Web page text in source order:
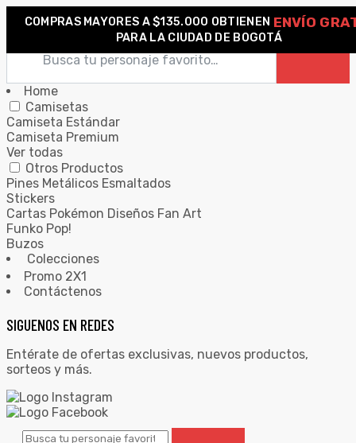
COMPRAS MAYORES A $135.000 OBTIENEN ENVÍO
PARA LA CIUDAD DE BOGOTÁ
Home
Camisetas
Camiseta Estándar
Camiseta Premium
Ver todas
Otros Productos
Pines Metálicos Esmaltados
Stickers
Cartas Pokémon Diseños Fan Art
Funko Pop!
Buzos
Colecciones
Promo 2X1
Contáctenos
SIGUENOS EN REDES
Entérate de ofertas exclusivas, nuevos productos,
sorteos y más.